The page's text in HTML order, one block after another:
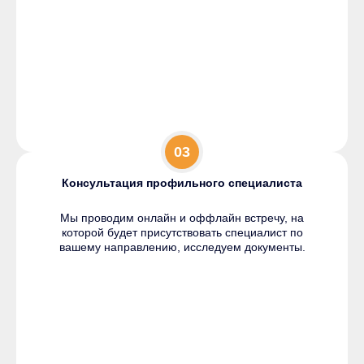
03
Консультация профильного специалиста
Мы проводим онлайн и оффлайн встречу, на
которой будет присутствовать специалист по
вашему направлению, исследуем документы.